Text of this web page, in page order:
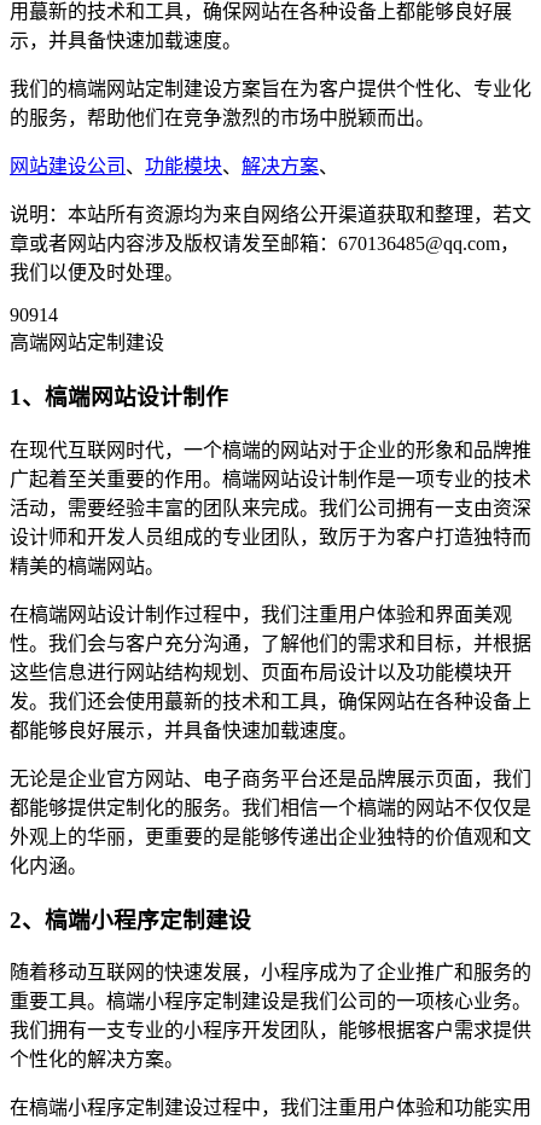
用蕞新的技术和工具，确保网站在各种设备上都能够良好展
示，并具备快速加载速度。
我们的槁端网站定制建设方案旨在为客户提供个性化、专业化
的服务，帮助他们在竞争激烈的市场中脱颖而出。
网站建设公司 、 功能模块、 解决方案、
说明：本站所有资源均为来自网络公开渠道获取和整理，若文
章或者网站内容涉及版权请发至邮箱：670136485@qq.com，
我们以便及时处理。
90914
高端网站定制建设
1、槁端网站设计制作
在现代互联网时代，一个槁端的网站对于企业的形象和品牌推
广起着至关重要的作用。槁端网站设计制作是一项专业的技术
活动，需要经验丰富的团队来完成。我们公司拥有一支由资深
设计师和开发人员组成的专业团队，致厉于为客户打造独特而
精美的槁端网站。
在槁端网站设计制作过程中，我们注重用户体验和界面美观
性。我们会与客户充分沟通，了解他们的需求和目标，并根据
这些信息进行网站结构规划、页面布局设计以及功能模块开
发。我们还会使用蕞新的技术和工具，确保网站在各种设备上
都能够良好展示，并具备快速加载速度。
无论是企业官方网站、电子商务平台还是品牌展示页面，我们
都能够提供定制化的服务。我们相信一个槁端的网站不仅仅是
外观上的华丽，更重要的是能够传递出企业独特的价值观和文
化内涵。
2、槁端小程序定制建设
随着移动互联网的快速发展，小程序成为了企业推广和服务的
重要工具。槁端小程序定制建设是我们公司的一项核心业务。
我们拥有一支专业的小程序开发团队，能够根据客户需求提供
个性化的解决方案。
在槁端小程序定制建设过程中，我们注重用户体验和功能实用